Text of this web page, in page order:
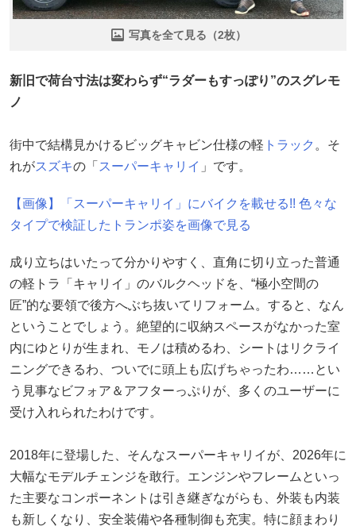
写真を全て見る（2枚）
新旧で荷台寸法は変わらず“ラダーもすっぽり”のスグレモ
ノ
街中で結構見かけるビッグキャビン仕様の軽 トラック 。そ
れがスズキの「 スーパーキャリイ 」です。
【画像】「スーパーキャリイ」にバイクを載せる!! 色々な
タイプで検証したトランポ姿を画像で見る
成り立ちはいたって分かりやすく、直角に切り立った普通
の軽トラ「キャリイ」のバルクヘッドを、“極小空間の
匠”的な要領で後方へぶち抜いてリフォーム。すると、なん
ということでしょう。絶望的に収納スペースがなかった室
内にゆとりが生まれ、モノは積めるわ、シートはリクライ
ニングできるわ、ついでに頭上も広げちゃったわ……とい
う見事なビフォア＆アフターっぷりが、多くのユーザーに
受け入れられたわけです。
2018年に登場した、そんなスーパーキャリイが、2026年に
大幅なモデルチェンジを敢行。エンジンやフレームといっ
た主要なコンポーネントは引き継ぎながらも、外装も内装
も新しくなり、安全装備や各種制御も充実。特に顔まわり